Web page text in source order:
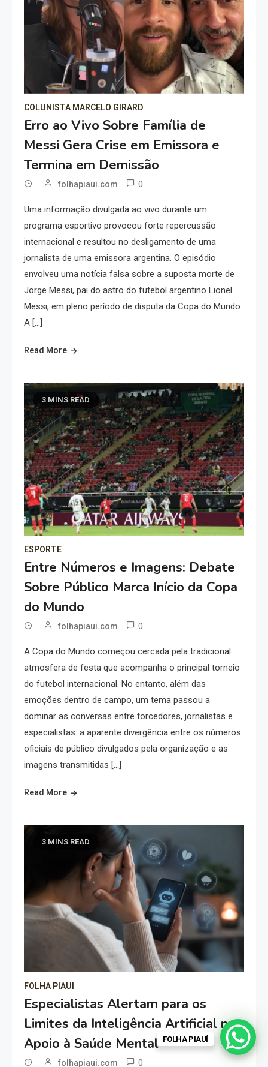
COLUNISTA MARCELO GIRARD
Erro ao Vivo Sobre Família de
Messi Gera Crise em Emissora e
Termina em Demissão
folhapiaui.com 0
Uma informação divulgada ao vivo durante um
programa esportivo provocou forte repercussão
internacional e resultou no desligamento de uma
jornalista de uma emissora argentina. O episódio
envolveu uma notícia falsa sobre a suposta morte de
Jorge Messi, pai do astro do futebol argentino Lionel
Messi, em pleno período de disputa da Copa do Mundo.
A […]
Read More
3 MINS READ
ESPORTE
Entre Números e Imagens: Debate
Sobre Público Marca Início da Copa
do Mundo
folhapiaui.com 0
A Copa do Mundo começou cercada pela tradicional
atmosfera de festa que acompanha o principal torneio
do futebol internacional. No entanto, além das
emoções dentro de campo, um tema passou a
dominar as conversas entre torcedores, jornalistas e
especialistas: a aparente divergência entre os números
oficiais de público divulgados pela organização e as
imagens transmitidas […]
Read More
3 MINS READ
FOLHA PIAUI
Especialistas Alertam para os
Limites da Inteligência Artificial no
Apoio à Saúde Mental
folhapiaui.com 0
FOLHA PIAUÍ